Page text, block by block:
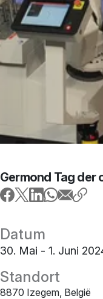
Germond Tag der
Datum
30. Mai - 1. Juni
Standort
8870 Izegem, België